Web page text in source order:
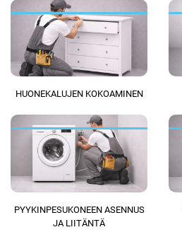
HUONEKALUJEN KOKOAMINEN
PYYKINPESUKONEEN ASENNUS
JA LIITÄNTÄ